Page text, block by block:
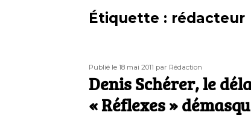
Étiquette : rédacteur
Publié
le
Publié le 18 mai 2011 Auteur
par Rédaction
Denis Schérer, le
« Réflexes »